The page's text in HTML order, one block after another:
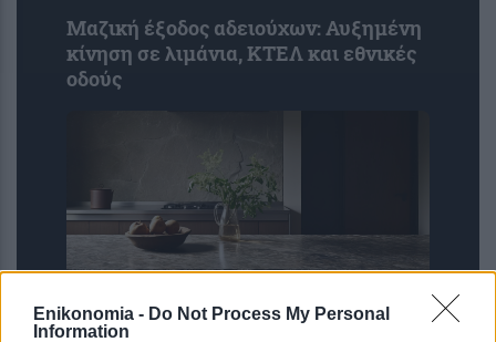
Enikonomia - Do Not Process My Personal
Information
Μαζική έξοδος αδειούχων: Αυξημένη
κίνηση σε λιμάνια, ΚΤΕΛ και εθνικές
οδούς